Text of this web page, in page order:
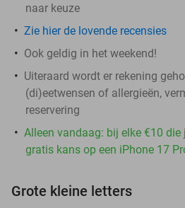
naar keuze
Zie hier de lovende recensies
Ook geldig in het weekend!
Uiteraard wordt er rekening
(di)eetwensen of allergieën,
reservering
Alleen vandaag: bij elke €10 die
gratis kans op een iPhone 17
Grote kleine letters